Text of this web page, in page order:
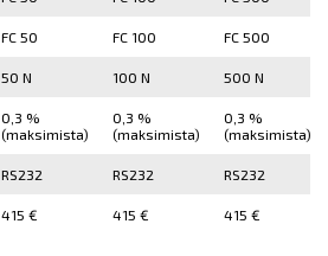
FC 50 FC 100 FC 500
50 N 100 N 500 N
0,3 %
(maksimista)
0,3 %
(maksimista)
0,3 %
(maksimista)
RS232 RS232 RS232
415 € 415 € 415 €